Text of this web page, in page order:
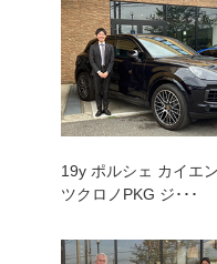
19y ポルシェ カイエ
ツクロノPKG ジ･･･